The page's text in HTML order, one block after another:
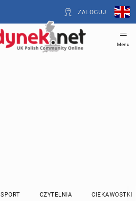
ZALOGUJ
Menu
SPORT CZYTELNIA CIEKAWOSTKI